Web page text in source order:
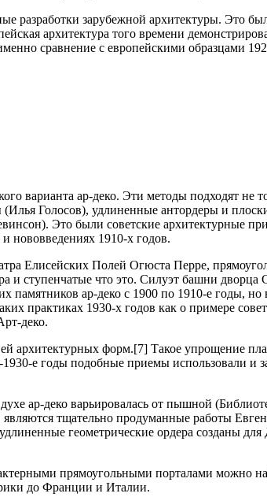
разработки зарубежной архитектуры. Это
архитектура того времени
сравнение с европейскими образцами
варианта ар-деко. Эти методы подходят не
Голосов), удлиненные антордеры и
Это были советские архитектурные
нововведениях 1910-х годов.
Елисейских Полей Огюста Перре,
и ступенчатые что это. Силуэт башни дворца
ар-деко с 1900 по 1910-е годы, но
практиках 1930-х годов как о примере
деко.
архитектурных форм.[7] Такое упрощение
е годы подобные приемы использовали и
ар-деко варьировалась от пышной
тщательно продуманные работы
геометрические ордера созданы
прямоугольными порталами можно
до Франции и Италии.